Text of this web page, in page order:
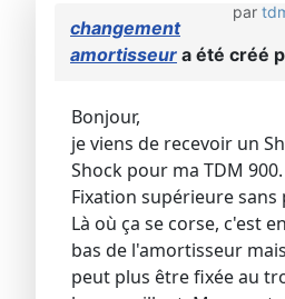
par
changement
amortisseur a été créé
Bonjour,
je viens de recevoir un
Shock pour ma TDM 900.
Fixation supérieure sans
Là où ça se corse, c'est
bas de l'amortisseur
peut plus être fixée au